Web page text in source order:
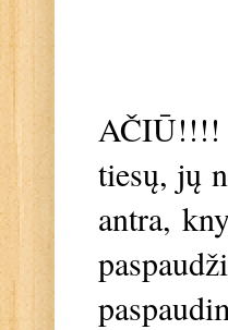
AČIŪ!!!!
tiesų, jų
antra,